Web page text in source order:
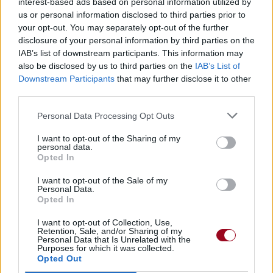
us or personal information disclosed to third parties prior to
your opt-out. You may separately opt-out of the further
disclosure of your personal information by third parties on the
IAB’s list of downstream participants. This information may
also be disclosed by us to third parties on the IAB’s List of
Downstream Participants that may further disclose it to other
Personal Data Processing Opt Outs
I want to opt-out of the Sharing of my
personal data.
Opted In
I want to opt-out of the Sale of my
Personal Data.
Opted In
I want to opt-out of Collection, Use,
Retention, Sale, and/or Sharing of my
Personal Data that Is Unrelated with the
Purposes for which it was collected.
Opted Out
Commentaires
Voir la vidéo de «Little
Razorblade»
Concert/Live Concert/Live Concert/Live
Paroles + Traduction Téléchargement
Commentaires